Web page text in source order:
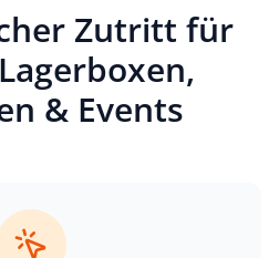
Zutritt für
& Events